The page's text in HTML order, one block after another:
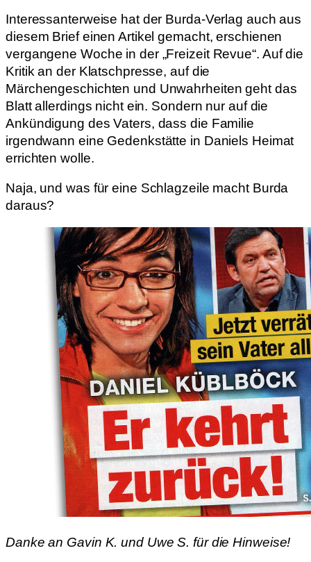
Interessanterweise hat der Burda-Verlag auch aus
diesem Brief einen Artikel gemacht, erschienen
vergangene Woche in der „Freizeit Revue“. Auf die
Kritik an der Klatschpresse, auf die
Märchengeschichten und Unwahrheiten geht das
Blatt allerdings nicht ein. Sondern nur auf die
Ankündigung des Vaters, dass die Familie
irgendwann eine Gedenkstätte in Daniels Heimat
errichten wolle.
Naja, und was für eine Schlagzeile macht Burda
daraus?
Danke an Gavin K. und Uwe S. für die Hinweise!